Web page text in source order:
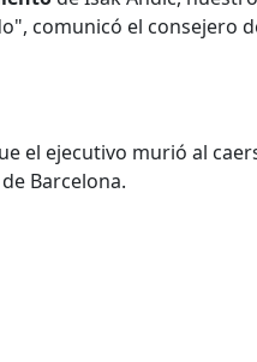
comunicó el consejero
el ejecutivo murió al
Barcelona.